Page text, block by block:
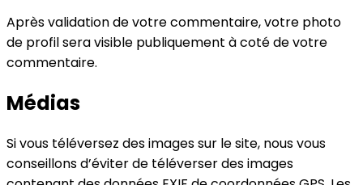
Après validation de votre commentaire, votre photo
de profil sera visible publiquement à coté de votre
commentaire.
Médias
Si vous téléversez des images sur le site, nous vous
conseillons d’éviter de téléverser des images